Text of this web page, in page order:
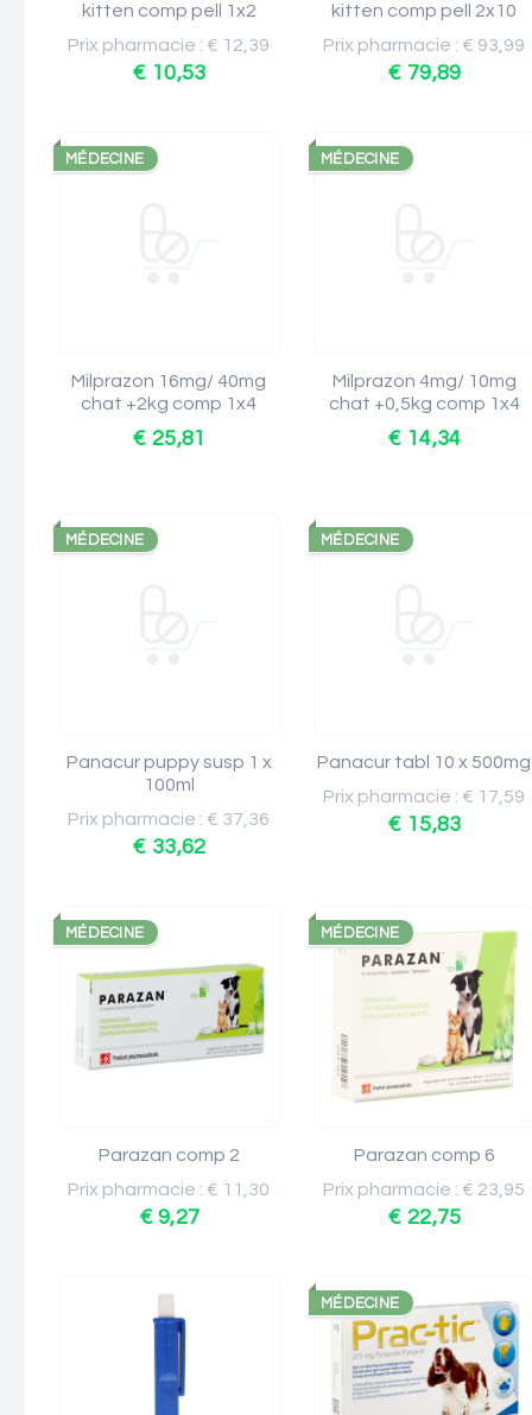
kitten comp pell 1x2
Prix pharmacie : € 12,39
€ 10,53
kitten comp pell 2x10
Prix pharmacie : € 93,99
€ 79,89
MÉDECINE
Milprazon 16mg/ 40mg
chat +2kg comp 1x4
€ 25,81
MÉDECINE
Milprazon 4mg/ 10mg
chat +0,5kg comp 1x4
€ 14,34
MÉDECINE
Panacur puppy susp 1 x
100ml
Prix pharmacie : € 37,36
€ 33,62
MÉDECINE
Panacur tabl 10 x 500mg
Prix pharmacie : € 17,59
€ 15,83
MÉDECINE
Parazan comp 2
Prix pharmacie : € 11,30
€ 9,27
MÉDECINE
Parazan comp 6
Prix pharmacie : € 23,95
€ 22,75
MÉDECINE